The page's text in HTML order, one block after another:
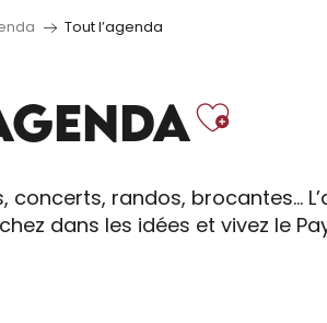
Tout l’agenda
concerts, randos, brocantes…
dans les idées et vivez le